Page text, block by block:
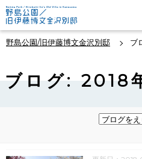
野島公園/旧伊藤博文金沢別邸 ブ
ブログ: 2018